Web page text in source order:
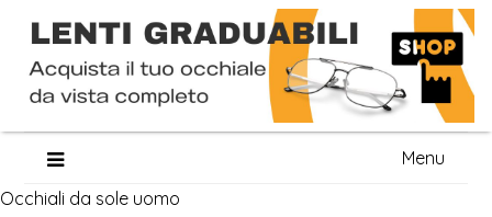
content
Menu
Occhiali da sole uomo